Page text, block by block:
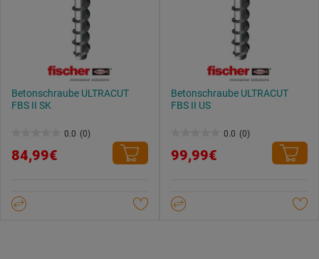
Betonschraube ULTRACUT
FBS II SK
0.0 (0)
von
84,99€
Betonschraube ULTRACUT
FBS II US
0.0 (0)
von
99,99€